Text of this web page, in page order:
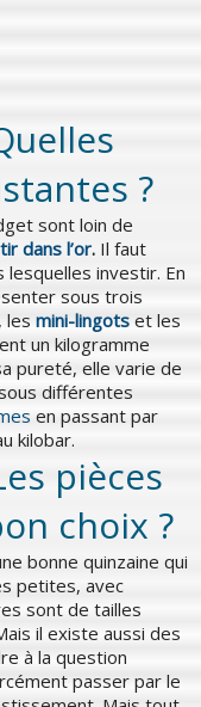
?
sont loin de
dans l’or. Il faut
investir. En
sous trois
, les mini-lingots et les
un kilogramme
pureté, elle varie de
différentes
en passant par
kilobar.
pièces
choix ?
bonne quinzaine qui
petites, avec
sont de tailles
il existe aussi des
à la question
passer par le